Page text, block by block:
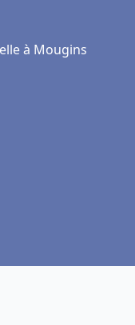
à Mougins